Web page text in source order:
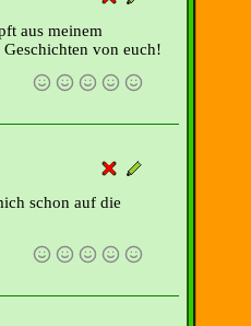
aus meinem
von euch!
schon auf die